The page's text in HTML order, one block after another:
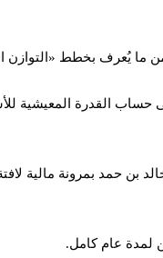
ما يُعرف بخطط «التوازن
حساب القدرة المعيشية
بن حمد بمرونة مالية
لمدة عام كامل.